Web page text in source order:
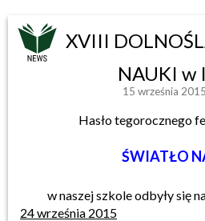
XVIII
NAUKI w
15 września
Hasło tegorocznego
ŚWIATŁO
w naszej szkole odbyły się
24 września 2015